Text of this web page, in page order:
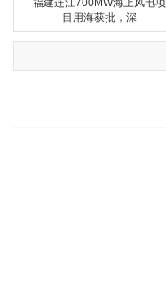
福建连江700MW海上风电项
目用海获批，深